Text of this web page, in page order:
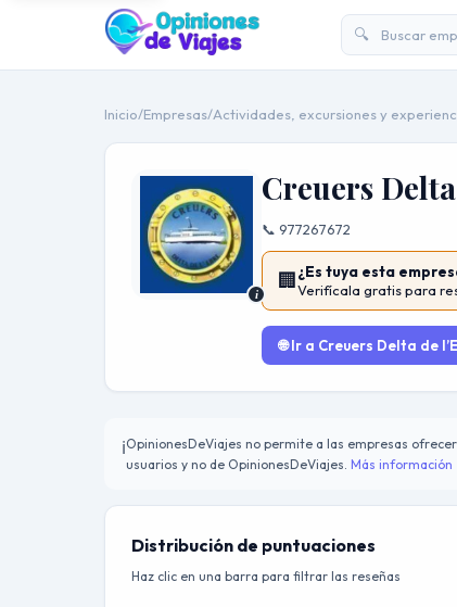
🔍
Inicio/Empresas/Actividades, excursiones y
i
Creuers
📞 977267672
🏢¿Es tuya esta
Verifícala gratis para
🌐 Ir a Creuers Delta de
ℹ️OpinionesDeViajes no permite a las empresas
usuarios y no de OpinionesDeViajes. Más información
Distribución de puntuaciones
Haz clic en una barra para filtrar las reseñas